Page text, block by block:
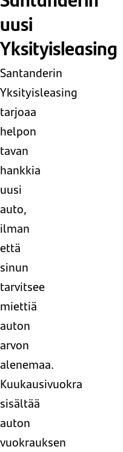
uusi
Yksityisleasing
Santanderin
Yksityisleasing
tarjoaa
helpon
tavan
hankkia
uusi
auto,
ilman
että
sinun
tarvitsee
miettiä
auton
arvon
alenemaa.
Kuukausivuokra
sisältää
auton
vuokrauksen